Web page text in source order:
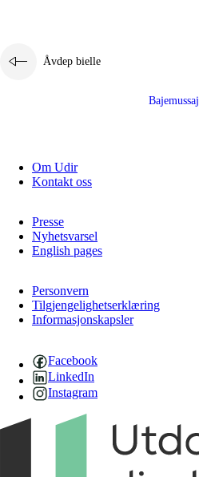
Åvdep bielle
Bajemussaj
Om Udir
Kontakt oss
Presse
Nyhetsvarsel
English pages
Personvern
Tilgjengelighetserklæring
Informasjonskapsler
Facebook
LinkedIn
Instagram